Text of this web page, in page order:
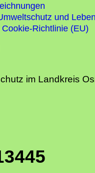
und
Cookie-Richtlinie (EU)
im Landkreis